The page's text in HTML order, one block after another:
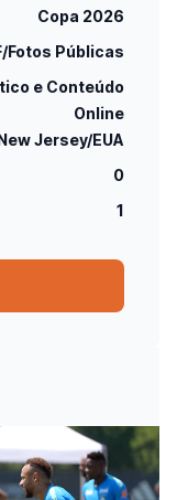
Copa 2026
Fotos Públicas
e Conteúdo
Online
Jersey/EUA
0
1